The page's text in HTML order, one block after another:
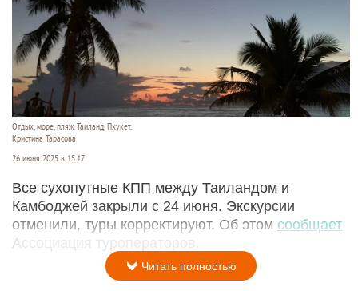
Отдых, море, пляж. Таиланд, Пхукет.
Кристина Тарасова
26 июня 2025 в 15:17
Все сухопутные КПП между Таиландом и
Камбоджей закрыли с 24 июня. Экскурсии
отменили, туры корректируют. Об этом сообщает
Ассоциация туроператоров.
Читать полностью